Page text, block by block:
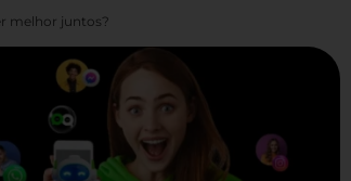
melhor juntos?